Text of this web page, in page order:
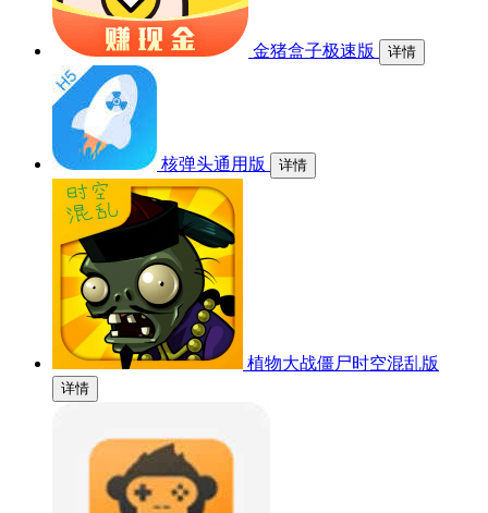
金猪盒子极速版 详情
核弹头通用版 详情
植物大战僵尸时空混乱版
详情